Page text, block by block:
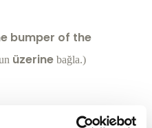
bumper of the
üzerine bağla.)